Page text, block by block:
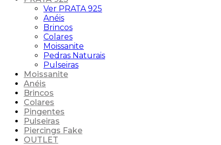
Ver PRATA 925
Anéis
Brincos
Colares
Moissanite
Pedras Naturais
Pulseiras
Moissanite
Anéis
Brincos
Colares
Pingentes
Pulseiras
Piercings Fake
OUTLET